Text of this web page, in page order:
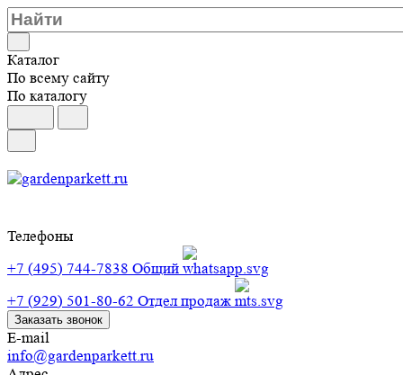
Каталог
По всему сайту
По каталогу
Телефоны
+7 (495) 744-7838 Общий
+7 (929) 501-80-62 Отдел продаж
Заказать звонок
E-mail
info@gardenparkett.ru